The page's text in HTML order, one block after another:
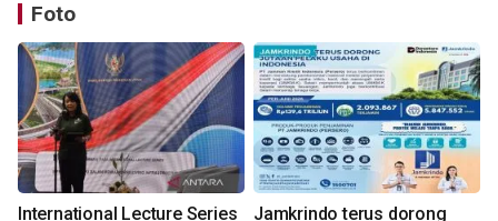
Foto
International Lecture Series
Jamkrindo terus dorong